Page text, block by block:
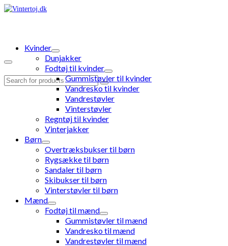
Search
Kvinder
Dunjakker
Fodtøj til kvinder
Gummistøvler til kvinder
Vandresko til kvinder
Vandrestøvler
Vinterstøvler
Regntøj til kvinder
Vinterjakker
Børn
Overtræksbukser til børn
Rygsække til børn
Sandaler til børn
Skibukser til børn
Vinterstøvler til børn
Mænd
Fodtøj til mænd
Gummistøvler til mænd
Vandresko til mænd
Vandrestøvler til mænd